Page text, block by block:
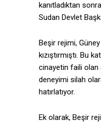
kanıtladıktan
Sudan Devlet
Beşir rejimi,
kızıştırmıştı. Bu
cinayetin faili olan
deneyimi silah
hatırlatıyor.
Ek olarak, Beşir